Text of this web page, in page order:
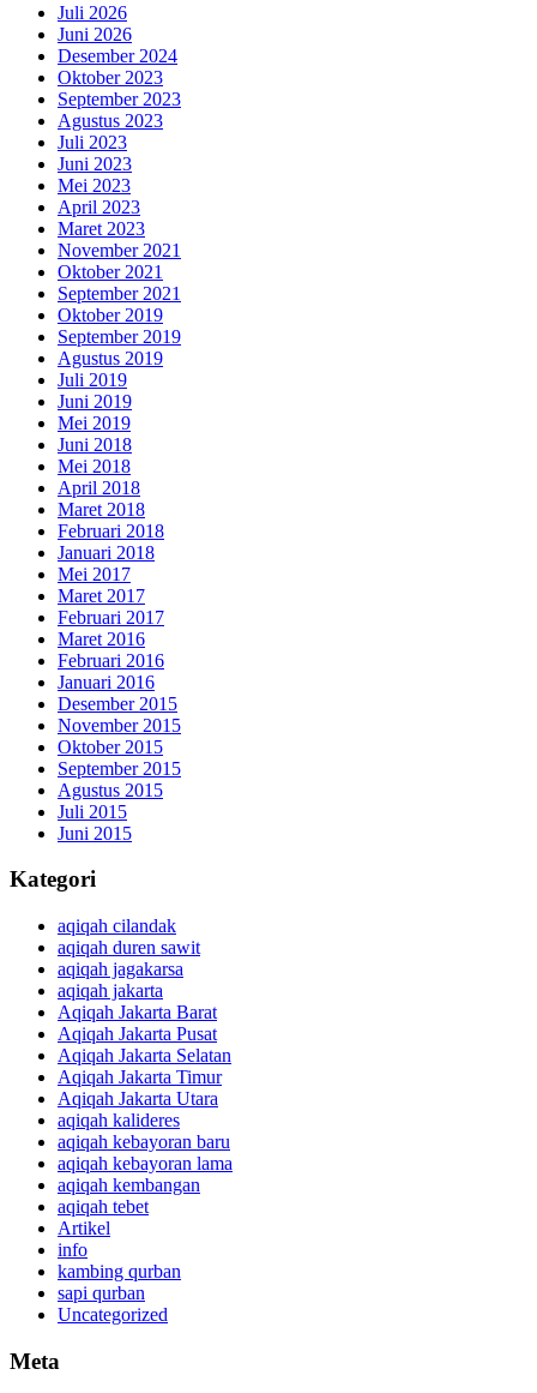
Juli 2026
Juni 2026
Desember 2024
Oktober 2023
September 2023
Agustus 2023
Juli 2023
Juni 2023
Mei 2023
April 2023
Maret 2023
November 2021
Oktober 2021
September 2021
Oktober 2019
September 2019
Agustus 2019
Juli 2019
Juni 2019
Mei 2019
Juni 2018
Mei 2018
April 2018
Maret 2018
Februari 2018
Januari 2018
Mei 2017
Maret 2017
Februari 2017
Maret 2016
Februari 2016
Januari 2016
Desember 2015
November 2015
Oktober 2015
September 2015
Agustus 2015
Juli 2015
Juni 2015
Kategori
aqiqah cilandak
aqiqah duren sawit
aqiqah jagakarsa
aqiqah jakarta
Aqiqah Jakarta Barat
Aqiqah Jakarta Pusat
Aqiqah Jakarta Selatan
Aqiqah Jakarta Timur
Aqiqah Jakarta Utara
aqiqah kalideres
aqiqah kebayoran baru
aqiqah kebayoran lama
aqiqah kembangan
aqiqah tebet
Artikel
info
kambing qurban
sapi qurban
Uncategorized
Meta